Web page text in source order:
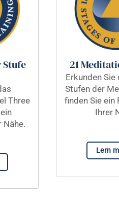
Three
Nähe.
21
Erkunden Sie
Stufen der
finden Sie ein
Ihrer
Lern